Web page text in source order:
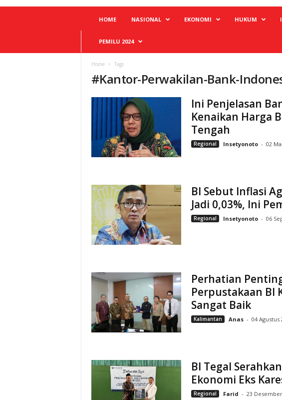
HOME NASIONAL EKONOMI HUKUM
PEMILU 2024
Home Tags
#Kantor-Perwakilan-Bank-
Ini Penjelasan
Kenaikan Harga
Tengah
Regional Insetyonoto - 02
BI Sebut Inflasi
Jadi 0,03%, Ini
Regional Insetyonoto - 06
Perhatian
Perpustakaan BI
Sangat Baik
Kalimantan Anas - 04 Agustus
BI Tegal
Ekonomi Eks
Regional Farid - 23